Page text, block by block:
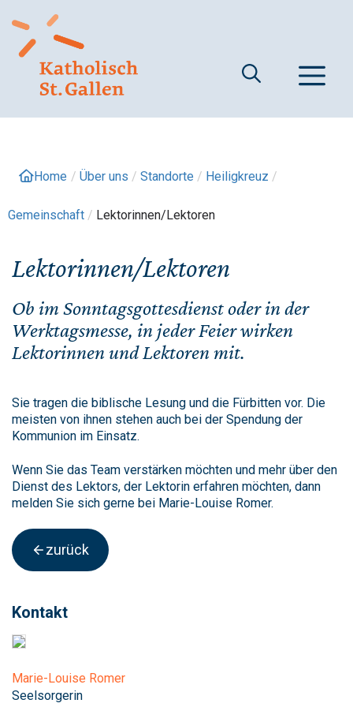
zum
Inhalt
Home / Über uns / Standorte / Heiligkreuz /
Gemeinschaft / Lektorinnen/Lektoren
Lektorinnen/Lektoren
Ob im Sonntagsgottesdienst oder in der
Werktagsmesse, in jeder Feier wirken
Lektorinnen und Lektoren mit.
Sie tragen die biblische Lesung und die Fürbitten vor. Die
meisten von ihnen stehen auch bei der Spendung der
Kommunion im Einsatz.
Wenn Sie das Team verstärken möchten und mehr über den
Dienst des Lektors, der Lektorin erfahren möchten, dann
melden Sie sich gerne bei Marie-Louise Romer.
zurück
Kontakt
Marie-Louise Romer
Seelsorgerin